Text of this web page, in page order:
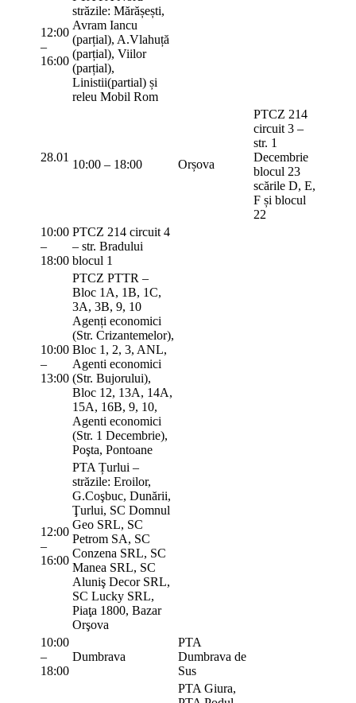
12:00
–
16:00
străzile: Mărășești,
Avram Iancu
(parțial), A.Vlahuță
(parțial), Viilor
(parțial),
Linistii(partial) și
releu Mobil Rom
28.01
10:00 – 18:00 Orșova
PTCZ 214
circuit 3 –
str. 1
Decembrie
blocul 23
scările D, E,
F și blocul
22
10:00
–
18:00
PTCZ 214 circuit 4
– str. Bradului
blocul 1
10:00
–
13:00
PTCZ PTTR –
Bloc 1A, 1B, 1C,
3A, 3B, 9, 10
Agenți economici
(Str. Crizantemelor),
Bloc 1, 2, 3, ANL,
Agenti economici
(Str. Bujorului),
Bloc 12, 13A, 14A,
15A, 16B, 9, 10,
Agenti economici
(Str. 1 Decembrie),
Poşta, Pontoane
12:00
–
16:00
PTA Țurlui –
străzile: Eroilor,
G.Coşbuc, Dunării,
Ţurlui, SC Domnul
Geo SRL, SC
Petrom SA, SC
Conzena SRL, SC
Manea SRL, SC
Aluniş Decor SRL,
SC Lucky SRL,
Piaţa 1800, Bazar
Orşova
10:00
–
18:00
Dumbrava
PTA
Dumbrava de
Sus
PTA Giura,